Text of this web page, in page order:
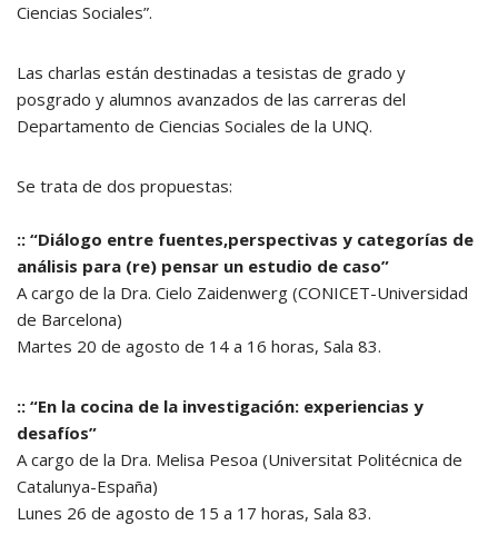
Ciencias Sociales”.
Las charlas están destinadas a tesistas de grado y
posgrado y alumnos avanzados de las carreras del
Departamento de Ciencias Sociales de la UNQ.
Se trata de dos propuestas:
:: “Diálogo entre fuentes,perspectivas y categorías de
análisis para (re) pensar un estudio de caso”
A cargo de la Dra. Cielo Zaidenwerg (CONICET-Universidad
de Barcelona)
Martes 20 de agosto de 14 a 16 horas, Sala 83.
:: “En la cocina de la investigación: experiencias y
desafíos”
A cargo de la Dra. Melisa Pesoa (Universitat Politécnica de
Catalunya-España)
Lunes 26 de agosto de 15 a 17 horas, Sala 83.